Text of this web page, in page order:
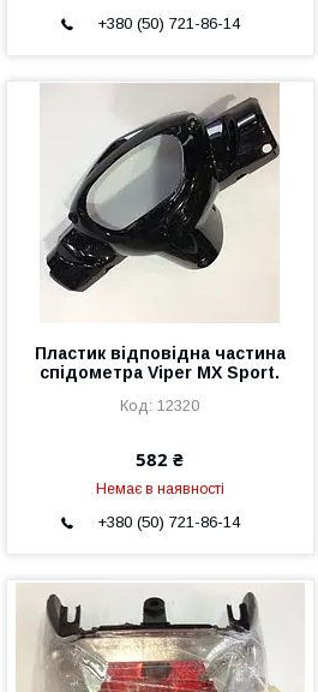
+380 (50) 721-86-14
Пластик відповідна частина
спідометра Viper MX Sport.
12320
582 ₴
Немає в наявності
+380 (50) 721-86-14